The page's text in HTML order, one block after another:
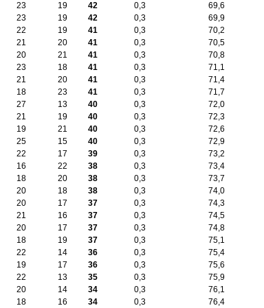
23 19 42 0,3 69,6
23 19 42 0,3 69,9
22 19 41 0,3 70,2
21 20 41 0,3 70,5
20 21 41 0,3 70,8
23 18 41 0,3 71,1
21 20 41 0,3 71,4
18 23 41 0,3 71,7
27 13 40 0,3 72,0
21 19 40 0,3 72,3
19 21 40 0,3 72,6
25 15 40 0,3 72,9
22 17 39 0,3 73,2
16 22 38 0,3 73,4
18 20 38 0,3 73,7
20 18 38 0,3 74,0
20 17 37 0,3 74,3
21 16 37 0,3 74,5
20 17 37 0,3 74,8
18 19 37 0,3 75,1
22 14 36 0,3 75,4
19 17 36 0,3 75,6
22 13 35 0,3 75,9
20 14 34 0,3 76,1
18 16 34 0,3 76,4